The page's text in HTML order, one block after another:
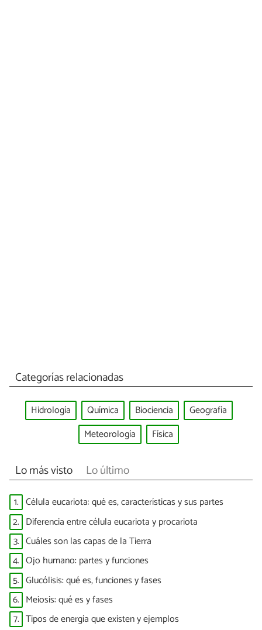
Categorías relacionadas
Hidrología Química Biociencia
Geografía
Meteorología
Física
Lo más visto Lo último
1. Célula eucariota: qué es, características y sus partes
2. Diferencia entre célula eucariota y procariota
3. Cuáles son las capas de la Tierra
4. Ojo humano: partes y funciones
5. Glucólisis: qué es, funciones y fases
6. Meiosis: qué es y fases
7. Tipos de energía que existen y ejemplos